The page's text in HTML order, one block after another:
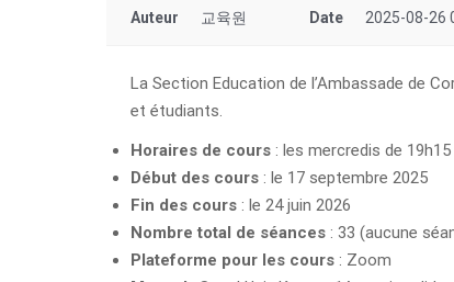
Auteur 교육원 Date 2025-08-26
La Section Education de l’Ambassade de
et étudiants.
Horaires de cours : les mercredis de
Début des cours : le 17 septembre 2025
Fin des cours : le 24 juin 2026
Nombre total de séances : 33 (aucune
Plateforme pour les cours : Zoom